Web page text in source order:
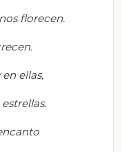
florecen.
ellas,